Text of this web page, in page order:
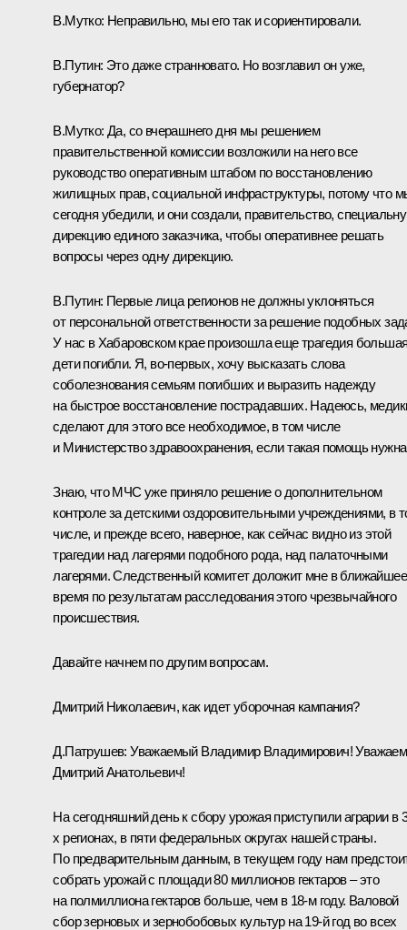
В.Мутко: Неправильно, мы его так и сориентировали.
В.Путин: Это даже странновато. Но возглавил он уже,
губернатор?
В.Мутко: Да, со вчерашнего дня мы решением
правительственной комиссии возложили на него все
руководство оперативным штабом по восстановлению
жилищных прав, социальной инфраструктуры, потому что
сегодня убедили, и они создали, правительство,
дирекцию единого заказчика, чтобы оперативнее решать
вопросы через одну дирекцию.
В.Путин: Первые лица регионов не должны уклоняться
от персональной ответственности за решение подобных
У нас в Хабаровском крае произошла еще трагедия
дети погибли. Я, во-первых, хочу высказать слова
соболезнования семьям погибших и выразить надежду
на быстрое восстановление пострадавших. Надеюсь,
сделают для этого все необходимое, в том числе
и Министерство здравоохранения, если такая помощь
Знаю, что МЧС уже приняло решение о дополнительном
контроле за детскими оздоровительными учреждениями, в
числе, и прежде всего, наверное, как сейчас видно из этой
трагедии над лагерями подобного рода, над палаточными
лагерями. Следственный комитет доложит мне в ближайшее
время по результатам расследования этого чрезвычайного
происшествия.
Давайте начнем по другим вопросам.
Дмитрий Николаевич, как идет уборочная кампания?
Д.Патрушев: Уважаемый Владимир Владимирович!
Дмитрий Анатольевич!
На сегодняшний день к сбору урожая приступили аграрии в
х регионах, в пяти федеральных округах нашей страны.
По предварительным данным, в текущем году нам
собрать урожай с площади 80 миллионов гектаров – это
на полмиллиона гектаров больше, чем в 18-м году. Валовой
сбор зерновых и зернобобовых культур на 19-й год во всех